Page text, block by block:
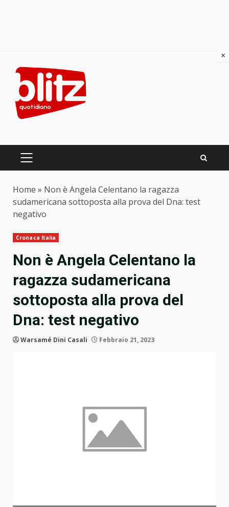
content
PRIMARY
Home » Non è Angela Celentano la ragazza
sudamericana sottoposta alla prova del Dna: test
negativo
Cronaca Italia
Non è Angela Celentano la
ragazza sudamericana
sottoposta alla prova del
Dna: test negativo
Warsamé Dini Casali Febbraio 21, 2023
×